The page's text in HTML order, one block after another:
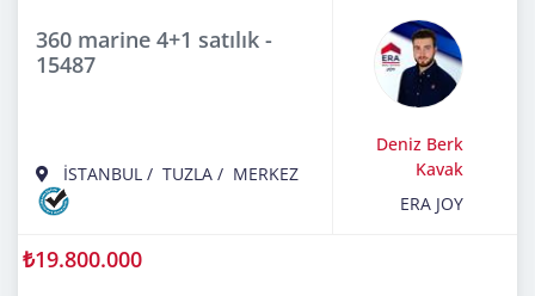
360 marine 4+1 satılık -
15487
İSTANBUL / TUZLA / MERKEZ
Deniz Berk
Kavak
ERA JOY
₺19.800.000